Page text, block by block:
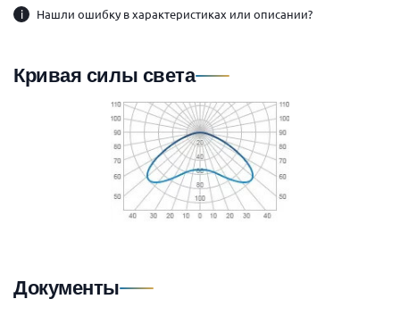
i Нашли ошибку в характеристиках или описании?
Кривая силы света
Документы